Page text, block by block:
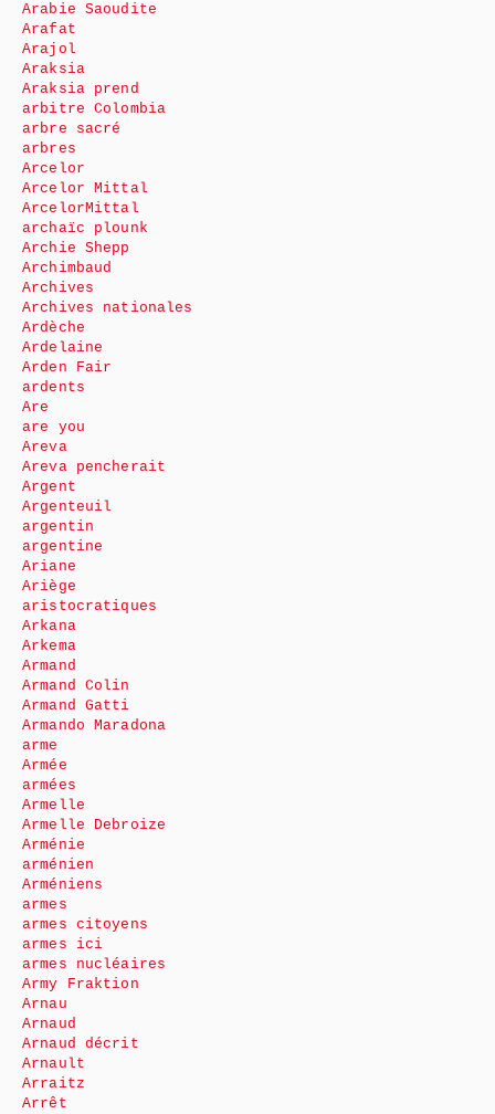
Arabie Saoudite
Arafat
Arajol
Araksia
Araksia prend
arbitre Colombia
arbre sacré
arbres
Arcelor
Arcelor Mittal
ArcelorMittal
archaïc plounk
Archie Shepp
Archimbaud
Archives
Archives nationales
Ardèche
Ardelaine
Arden Fair
ardents
Are
are you
Areva
Areva pencherait
Argent
Argenteuil
argentin
argentine
Ariane
Ariège
aristocratiques
Arkana
Arkema
Armand
Armand Colin
Armand Gatti
Armando Maradona
arme
Armée
armées
Armelle
Armelle Debroize
Arménie
arménien
Arméniens
armes
armes citoyens
armes ici
armes nucléaires
Army Fraktion
Arnau
Arnaud
Arnaud décrit
Arnault
Arraitz
Arrêt